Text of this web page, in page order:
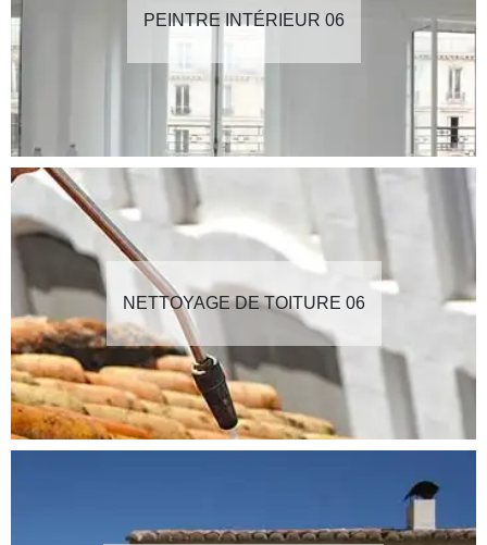
PEINTRE INTÉRIEUR 06
NETTOYAGE DE TOITURE 06